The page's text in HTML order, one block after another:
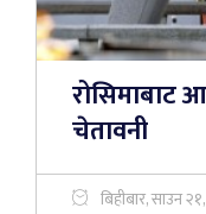
रोसिमाबाट
चेतावनी
बिहीबार, साउन